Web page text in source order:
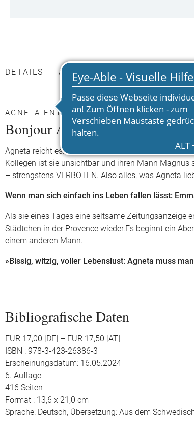
DETAILS AUTOR*INNEN
AGNETA ENTDECKT DIE BUNTEN FARBEN
Bonjour Agneta
Agneta reicht es. Sie ist 49 und fühlt sich, als ob
Kollegen ist sie unsichtbar und ihren Mann Magnus
– strengstens VERBOTEN. Also alles, was Agneta
Wenn man sich einfach ins Leben fallen lässt:
Als sie eines Tages eine seltsame Zeitungsanzeige
Städtchen in der Provence wieder.Es beginnt ein
einem anderen Mann.
»Bissig, witzig, voller Lebenslust: Agneta muss
Bibliografische Daten
EUR 17,00 [DE] – EUR 17,50 [AT]
ISBN : 978-3-423-26386-3
Erscheinungsdatum: 16.05.2024
6. Auflage
416 Seiten
Format : 13,6 x 21,0 cm
Sprache: Deutsch, Übersetzung: Aus dem